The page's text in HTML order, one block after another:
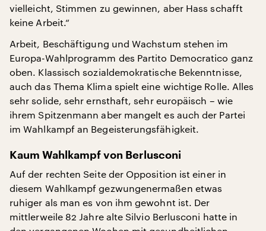
vielleicht, Stimmen zu gewinnen, aber Hass schafft
keine Arbeit.“
Arbeit, Beschäftigung und Wachstum stehen im
Europa-Wahlprogramm des Partito Democratico ganz
oben. Klassisch sozialdemokratische Bekenntnisse,
auch das Thema Klima spielt eine wichtige Rolle. Alles
sehr solide, sehr ernsthaft, sehr europäisch – wie
ihrem Spitzenmann aber mangelt es auch der Partei
im Wahlkampf an Begeisterungsfähigkeit.
Kaum Wahlkampf von Berlusconi
Auf der rechten Seite der Opposition ist einer in
diesem Wahlkampf gezwungenermaßen etwas
ruhiger als man es von ihm gewohnt ist. Der
mittlerweile 82 Jahre alte Silvio Berlusconi hatte in